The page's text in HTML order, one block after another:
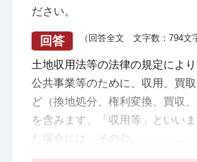
ださい。
回答 （回答全文 文字数：794文
土地収用法等の法律の規定によ
公共事業等のために、収用、買
ど（換地処分、権利変換、買収
を含みます。「収用等」といい
た場合には、その公……………